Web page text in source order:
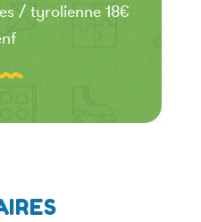
/ tyrolienne 18€